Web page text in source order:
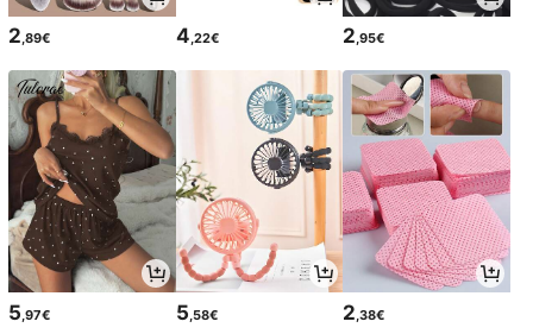
2,89€ 4,22€ 2,95€
5 ,97€ 5 ,58€ 2 ,38€